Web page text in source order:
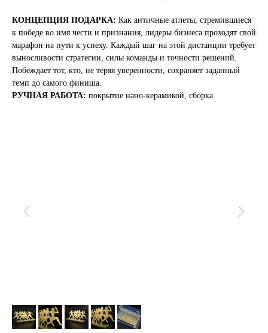
КОНЦЕПЦИЯ ПОДАРКА: Как античные атлеты, стремившиеся
к победе во имя чести и признания, лидеры бизнеса проходят свой
марафон на пути к успеху. Каждый шаг на этой дистанции требует
выносливости стратегии, силы команды и точности решений.
Побеждает тот, кто, не теряя уверенности, сохраняет заданный
темп до самого финиша.
РУЧНАЯ РАБОТА: покрытие нано-керамикой, сборка.